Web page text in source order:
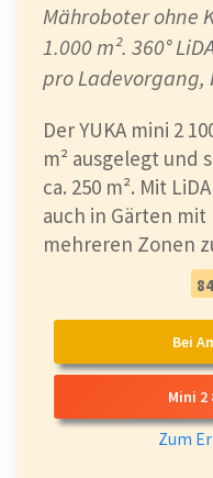
Mähroboter ohne
1.000 m². 360°
pro Ladevorgang,
Der YUKA mini 2
m² ausgelegt und
ca. 250 m². Mit
auch in Gärten
mehreren Zonen
Bei
Mini 2
Zum